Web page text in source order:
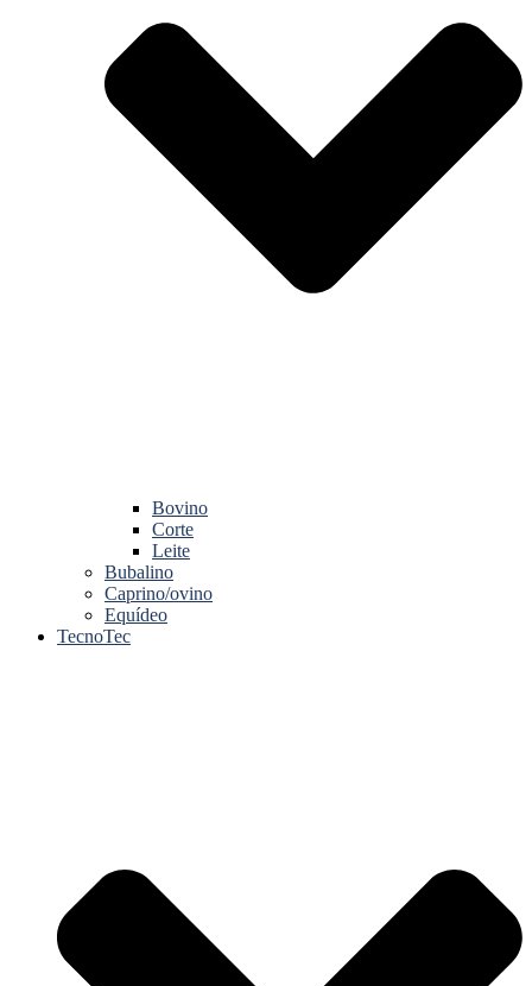
Bovino
Corte
Leite
Bubalino
Caprino/ovino
Equídeo
TecnoTec